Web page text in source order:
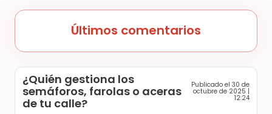
Últimos comentarios
¿Quién gestiona los
semáforos, farolas o aceras
de tu calle?
Publicado el 30 de
octubre de 2025 |
12:24